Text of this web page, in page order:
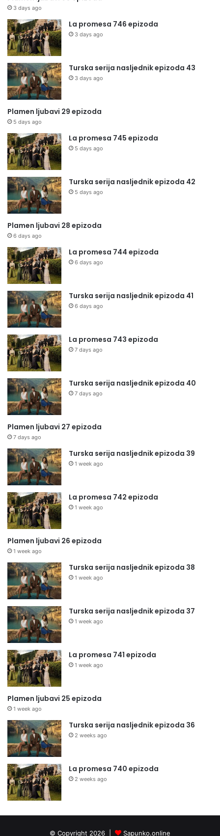
3 days ago
La promesa 746 epizoda
3 days ago
Turska serija nasljednik epizoda 43
3 days ago
Plamen ljubavi 29 epizoda
5 days ago
La promesa 745 epizoda
5 days ago
Turska serija nasljednik epizoda 42
5 days ago
Plamen ljubavi 28 epizoda
6 days ago
La promesa 744 epizoda
6 days ago
Turska serija nasljednik epizoda 41
6 days ago
La promesa 743 epizoda
7 days ago
Turska serija nasljednik epizoda 40
7 days ago
Plamen ljubavi 27 epizoda
7 days ago
Turska serija nasljednik epizoda 39
1 week ago
La promesa 742 epizoda
1 week ago
Plamen ljubavi 26 epizoda
1 week ago
Turska serija nasljednik epizoda 38
1 week ago
Turska serija nasljednik epizoda 37
1 week ago
La promesa 741 epizoda
1 week ago
Plamen ljubavi 25 epizoda
1 week ago
Turska serija nasljednik epizoda 36
2 weeks ago
La promesa 740 epizoda
2 weeks ago
© Copyright 2026 | Sapunko.online